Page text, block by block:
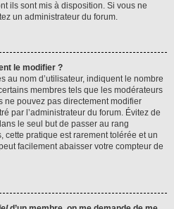
ils sont mis à disposition. Si vous ne
un administrateur du forum.
le modifier ?
au nom d’utilisateur, indiquent le nombre
membres tels que les modérateurs
ne pouvez pas directement modifier
par l’administrateur du forum. Évitez de
le seul but de passer au rang
cette pratique est rarement tolérée et un
facilement abaisser votre compteur de